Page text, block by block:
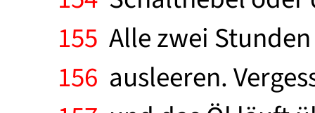
155 Alle zwei
156 ausleeren.